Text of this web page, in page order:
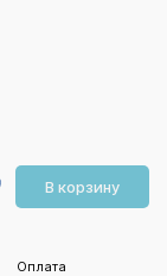
В корзину
Оплата